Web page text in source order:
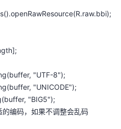
"UTF-8");
"UNICODE");
"BIG5");
编码，如果不调整会乱码